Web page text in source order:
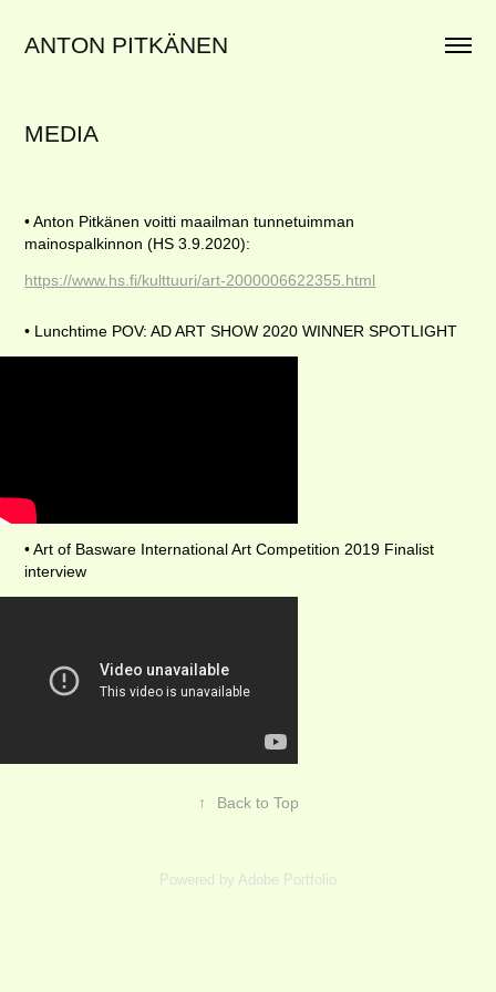
ANTON PITKÄNEN
MEDIA
• Anton Pitkänen voitti maailman tunnetuimman
mainospalkinnon (HS 3.9.2020):
https://www.hs.fi/kulttuuri/art-2000006622355.html
• Lunchtime POV: AD ART SHOW 2020 WINNER SPOTLIGHT
• Art of Basware International Art Competition 2019 Finalist
interview
↑ Back to Top
Powered by Adobe Portfolio